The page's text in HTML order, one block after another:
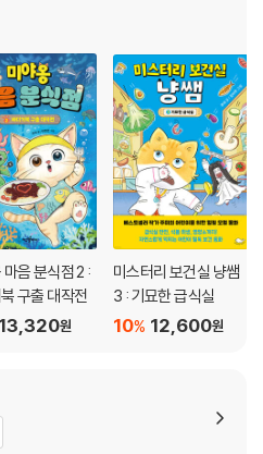
다. 앞으로도 계속
마음 분식점 2 :
구출 대작전
13,320원
미스터리 보건실 냥쌤
3 : 기묘한 급식실
12,600원
10%